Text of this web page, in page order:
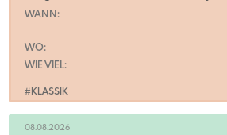
#KLASSIK
WANN:
WO:
WIE VIEL:
08.08.2026